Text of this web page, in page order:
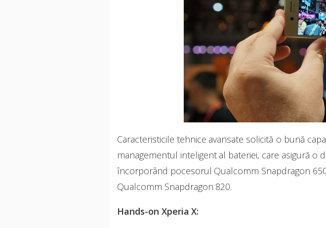
Caracteristicile tehnice avansate solicită o bună
managementul inteligent al bateriei, care asigură o
încorporând pocesorul Qualcomm Snapdragon
Qualcomm Snapdragon 820.
Hands-on Xperia X: